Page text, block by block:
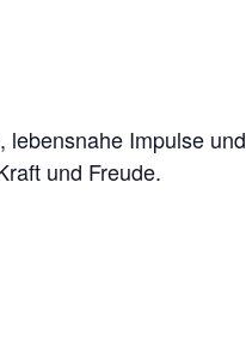
lebensnahe Impulse und
und Freude.